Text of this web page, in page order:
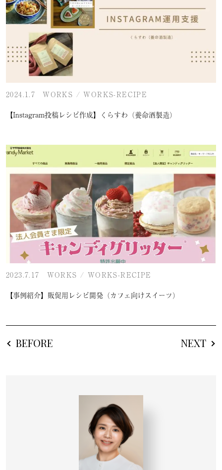
2024.1.7 WORKS /WORKS-RECIPE
【Instagram投稿レシピ作成】くらすわ（養命酒製造）
2023.7.17 WORKS / WORKS-RECIPE
【事例紹介】販促用レシピ開発（カフェ向けスイーツ）
BEFORE NEXT